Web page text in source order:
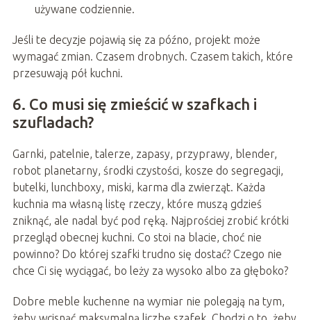
używane codziennie.
Jeśli te decyzje pojawią się za późno, projekt może
wymagać zmian. Czasem drobnych. Czasem takich, które
przesuwają pół kuchni.
6. Co musi się zmieścić w szafkach i
szufladach?
Garnki, patelnie, talerze, zapasy, przyprawy, blender,
robot planetarny, środki czystości, kosze do segregacji,
butelki, lunchboxy, miski, karma dla zwierząt. Każda
kuchnia ma własną listę rzeczy, które muszą gdzieś
zniknąć, ale nadal być pod ręką. Najprościej zrobić krótki
przegląd obecnej kuchni. Co stoi na blacie, choć nie
powinno? Do której szafki trudno się dostać? Czego nie
chce Ci się wyciągać, bo leży za wysoko albo za głęboko?
Dobre meble kuchenne na wymiar nie polegają na tym,